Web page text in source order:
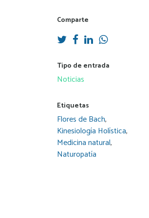
Comparte
Tipo de entrada
Noticias
Etiquetas
Flores de Bach,
Kinesiología Holística,
Medicina natural,
Naturopatía